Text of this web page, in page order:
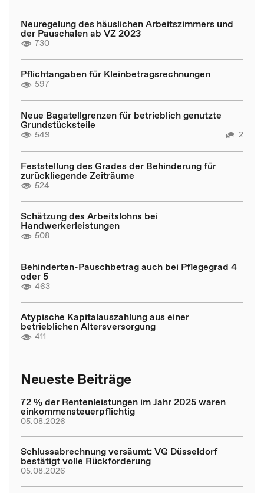
Neuregelung des häuslichen Arbeitszimmers und
der Pauschalen ab VZ 2023
730
Pflichtangaben für Kleinbetragsrechnungen
597
Neue Bagatellgrenzen für betrieblich genutzte
Grundstücksteile
549 2
Feststellung des Grades der Behinderung für
zurückliegende Zeiträume
524
Schätzung des Arbeitslohns bei
Handwerkerleistungen
508
Behinderten-Pauschbetrag auch bei Pflegegrad 4
oder 5
463
Atypische Kapitalauszahlung aus einer
betrieblichen Altersversorgung
411
Neueste Beiträge
72 % der Rentenleistungen im Jahr 2025 waren
einkommensteuerpflichtig
05.08.2026
Schlussabrechnung versäumt: VG Düsseldorf
bestätigt volle Rückforderung
05.08.2026